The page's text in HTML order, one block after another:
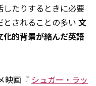
たりするときに必要
とされることの多い 文
的背景が絡んだ英語
映画『 シュガー・ラッ